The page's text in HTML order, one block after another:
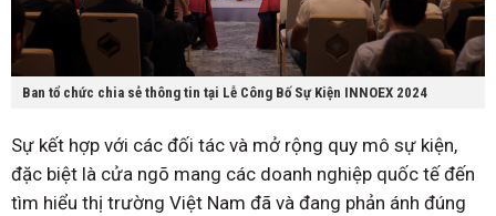
Ban tổ chức chia sẻ thông tin tại Lễ Công Bố Sự Kiện INNOEX 2024
Sự kết hợp với các đối tác và mở rộng quy mô sự kiện,
đặc biệt là cửa ngõ mang các doanh nghiệp quốc tế đến
tìm hiểu thị trường Việt Nam đã và đang phản ánh đúng